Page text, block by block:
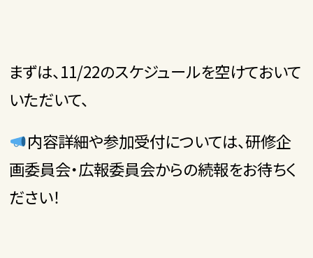
まずは、11/22のスケジュールを空けておいて
いただいて、
内容詳細や参加受付については、研修企
画委員会・広報委員会からの続報をお待ちく
ださい！